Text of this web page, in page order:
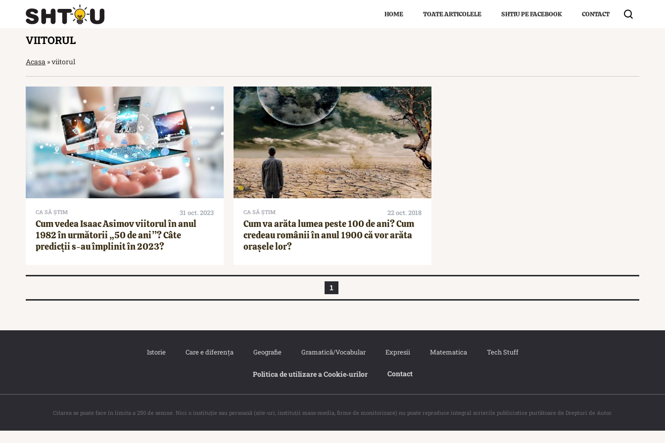
HOME TOATE ARTICOLELE SHTIU PE FACEBOOK CONTACT
VIITORUL
Acasa »viitorul
CA SĂ ȘTIM 31 oct. 2023
Cum vedea Isaac Asimov viitorul în anul
1982 în următorii „50 de ani”? Câte
predicții s-au împlinit în 2023?
CA SĂ ȘTIM 22 oct. 2018
Cum va arăta lumea peste 100 de ani? Cum
credeau românii în anul 1900 că vor arăta
orașele lor?
1
Istorie Care e diferența Geografie Gramatică/Vocabular Expresii Matematica Tech Stuff
Politica de utilizare a Cookie‐urilor Contact
Citarea se poate face în limita a 250 de semne. Nici o instituţie sau persoană (site-uri, instituţii mass-media, firme de monitorizare) nu poate reproduce integral scrierile publicistice purtătoare de Drepturi de Autor.